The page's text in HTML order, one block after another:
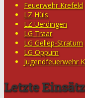
Feuerwehr Krefeld
LZ Hüls
LZ Uerdingen
LG Traar
LG Gellep-Stratum
LG Oppum
Jugendfeuerwehr
Letzte